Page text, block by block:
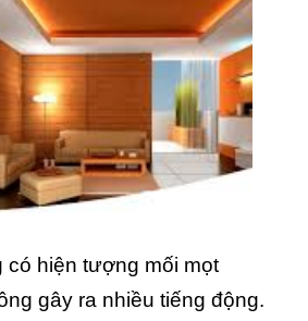
có hiện tượng mối mọt
gây ra nhiều tiếng động.